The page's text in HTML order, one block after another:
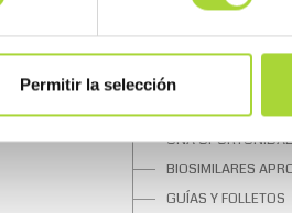
Permitir la selección
SOBRE LOS
¿QUÉ SON?
UNA
BIOSIMILARES
GUÍAS Y FOLLETOS